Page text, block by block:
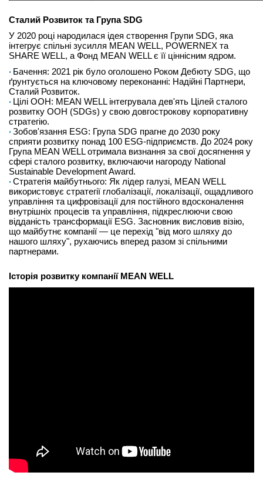
Сталий Розвиток та Група SDG
У 2020 році народилася ідея створення Групи SDG, яка
інтегрує спільні зусилля MEAN WELL, POWERNEX та
SHARE WELL, а Фонд MEAN WELL є її ціннісним ядром.
Бачення: 2021 рік було оголошено Роком Дебюту SDG, що
ґрунтується на ключовому переконанні: Надійні Партнери,
Сталий Розвиток.
Цілі ООН: MEAN WELL інтегрувала дев'ять Цілей сталого
розвитку ООН (SDGs) у свою довгострокову корпоративну
стратегію.
Зобов'язання ESG: Група SDG прагне до 2030 року
сприяти розвитку понад 100 ESG-підприємств. До 2024 року
Група MEAN WELL отримала визнання за свої досягнення у
сфері сталого розвитку, включаючи нагороду National
Sustainable Development Award.
Стратегія майбутнього: Як лідер галузі, MEAN WELL
використовує стратегії глобалізації, локалізації, ощадливого
управління та цифровізації для постійного вдосконалення
внутрішніх процесів та управління, підкреслюючи свою
відданість трансформації ESG. Засновник висловив візію,
що майбутнє компанії — це перехід "від мого шляху до
нашого шляху", рухаючись вперед разом зі спільними
партнерами.
Історія розвитку компанії MEAN WELL